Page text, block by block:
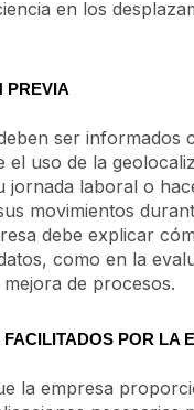
en los
PREVIA
ser informados
el uso de la
jornada laboral o
movimientos
debe explicar
como en la
de procesos.
FACILITADOS POR LA
la empresa